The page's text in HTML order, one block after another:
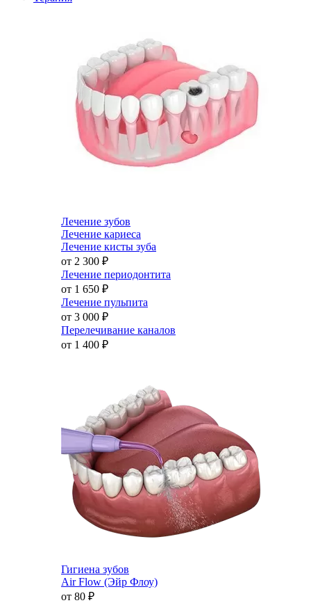
Лечение зубов
Лечение кариеса
Лечение кисты зуба
от 2 300 ₽
Лечение периодонтита
от 1 650 ₽
Лечение пульпита
от 3 000 ₽
Перелечивание каналов
от 1 400 ₽
Гигиена зубов
Air Flow (Эйр Флоу)
от 80 ₽